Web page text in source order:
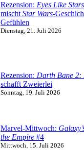
Rezension: Eyes Like Stars
mischtStar Wars-
Gefühlen
Dienstag, 21. Juli 2026
Rezension: Darth Bane 2:
schafft Zweierlei
Sonntag, 19. Juli 2026
Marvel-Mittwoch:
the Empire #4
Mittwoch, 15. Juli 2026